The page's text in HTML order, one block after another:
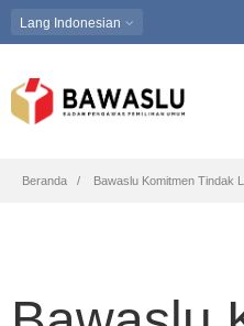
Lang Indonesian
Beranda Bawaslu Komitmen Tindak